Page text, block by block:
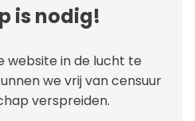
is nodig!
website in de lucht te
we vrij van censuur
verspreiden.